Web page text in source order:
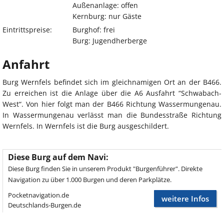
Außenanlage: offen
Kernburg: nur Gäste
Eintrittspreise:
Burghof: frei
Burg: Jugendherberge
Anfahrt
Burg Wernfels befindet sich im gleichnamigen Ort an der B466.
Zu erreichen ist die Anlage über die A6 Ausfahrt “Schwabach-
West“. Von hier folgt man der B466 Richtung Wassermungenau.
In Wassermungenau verlässt man die Bundesstraße Richtung
Wernfels. In Wernfels ist die Burg ausgeschildert.
Diese Burg auf dem Navi:
Diese Burg finden Sie in unserem Produkt "Burgenführer". Direkte
Navigation zu über 1.000 Burgen und deren Parkplätze.
Pocketnavigation.de
Deutschlands-Burgen.de
weitere Infos